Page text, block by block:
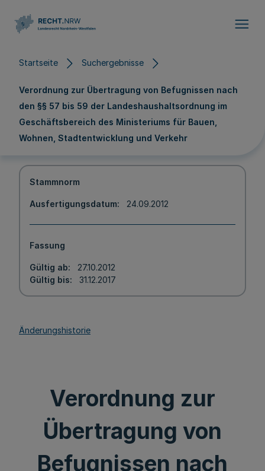
Startseite Suchergebnisse
Verordnung zur Übertragung von Befugnissen nach
den §§ 57 bis 59 der Landeshaushaltsordnung im
Geschäftsbereich des Ministeriums für Bauen,
Wohnen, Stadtentwicklung und Verkehr
Stammnorm
Ausfertigungsdatum 24.09.2012
Fassung
Gültig ab
27.10.2012
Gültig bis
31.12.2017
Änderungshistorie
Verordnung zur
Übertragung von
Befugnissen nach